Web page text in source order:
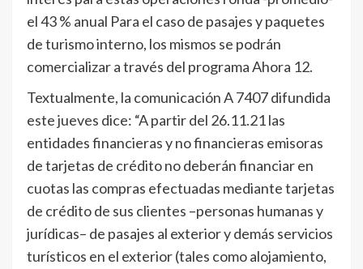
el 43 % anual Para el caso de pasajes y paquetes
de turismo interno, los mismos se podrán
comercializar a través del programa Ahora 12.
Textualmente, la comunicación A 7407 difundida
este jueves dice: “A partir del 26.11.21 las
entidades financieras y no financieras emisoras
de tarjetas de crédito no deberán financiar en
cuotas las compras efectuadas mediante tarjetas
de crédito de sus clientes –personas humanas y
jurídicas– de pasajes al exterior y demás servicios
turísticos en el exterior (tales como alojamiento,